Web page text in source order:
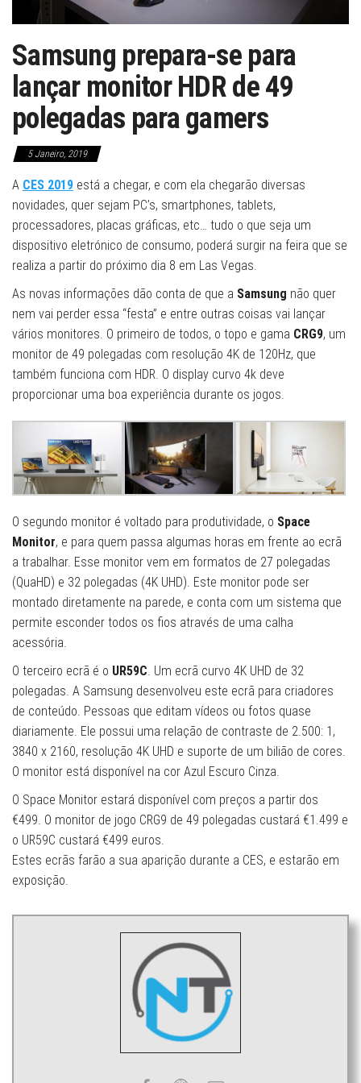
Samsung prepara-se para
lançar monitor HDR de 49
polegadas para gamers
5 Janeiro, 2019
A CES 2019 está a chegar, e com ela chegarão diversas
novidades, quer sejam PC’s, smartphones, tablets,
processadores, placas gráficas, etc… tudo o que seja um
dispositivo eletrónico de consumo, poderá surgir na feira que se
realiza a partir do próximo dia 8 em Las Vegas.
As novas informações dão conta de que a Samsung não quer
nem vai perder essa “festa” e entre outras coisas vai lançar
vários monitores. O primeiro de todos, o topo e gama CRG9, um
monitor de 49 polegadas com resolução 4K de 120Hz, que
também funciona com HDR. O display curvo 4k deve
proporcionar uma boa experiência durante os jogos.
O segundo monitor é voltado para produtividade, o Space
Monitor, e para quem passa algumas horas em frente ao ecrã
a trabalhar. Esse monitor vem em formatos de 27 polegadas
(QuaHD) e 32 polegadas (4K UHD). Este monitor pode ser
montado diretamente na parede, e conta com um sistema que
permite esconder todos os fios através de uma calha
acessória.
O terceiro ecrã é o UR59C. Um ecrã curvo 4K UHD de 32
polegadas. A Samsung desenvolveu este ecrã para criadores
de conteúdo. Pessoas que editam vídeos ou fotos quase
diariamente. Ele possui uma relação de contraste de 2.500: 1,
3840 x 2160, resolução 4K UHD e suporte de um bilião de cores.
O monitor está disponível na cor Azul Escuro Cinza.
O Space Monitor estará disponível com preços a partir dos
€499. O monitor de jogo CRG9 de 49 polegadas custará €1.499 e
o UR59C custará €499 euros.
Estes ecrãs farão a sua aparição durante a CES, e estarão em
exposição.